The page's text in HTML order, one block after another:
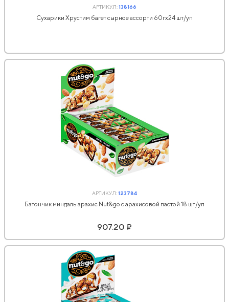
АРТИКУЛ:138166
Сухарики Хрустим багет сырное ассорти 60гx24 шт/уп
АРТИКУЛ:123784
Батончик миндаль арахис Nut&go с арахисовой пастой 18 шт/уп
907.20 ₽